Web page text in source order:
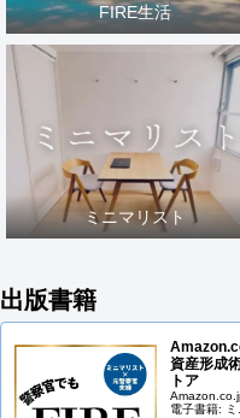
FIRE生活
ミニマリスト
出版書籍
資産形成
トア
電子書籍: